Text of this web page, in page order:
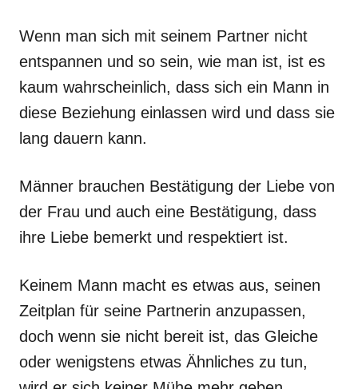
Wenn man sich mit seinem Partner nicht
entspannen und so sein, wie man ist, ist es
kaum wahrscheinlich, dass sich ein Mann in
diese Beziehung einlassen wird und dass sie
lang dauern kann.
Männer brauchen Bestätigung der Liebe von
der Frau und auch eine Bestätigung, dass
ihre Liebe bemerkt und respektiert ist.
Keinem Mann macht es etwas aus, seinen
Zeitplan für seine Partnerin anzupassen,
doch wenn sie nicht bereit ist, das Gleiche
oder wenigstens etwas Ähnliches zu tun,